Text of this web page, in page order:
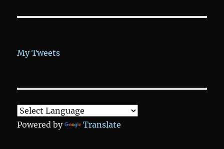
My Tweets
Powered by Translate